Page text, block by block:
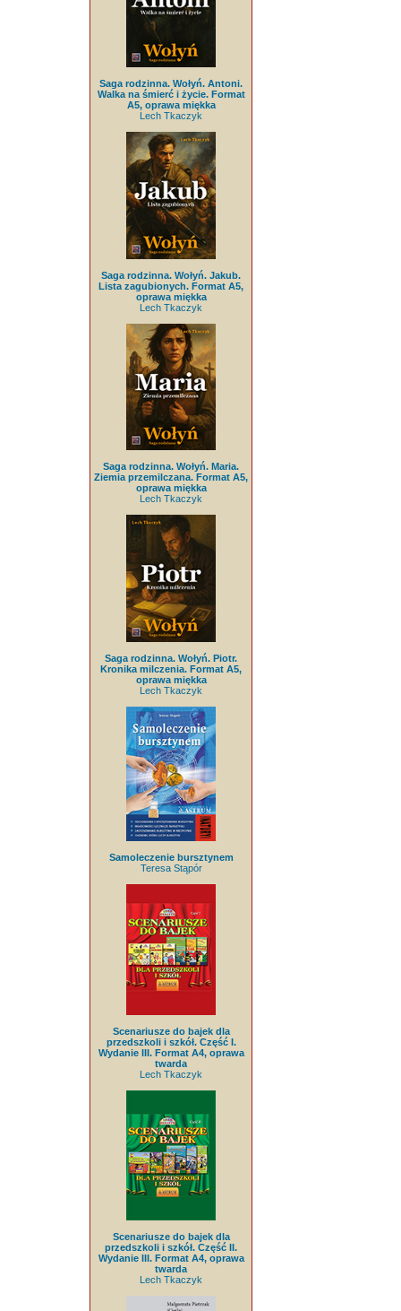
Saga rodzinna. Wołyń. Antoni.
Walka na śmierć i życie. Format
A5, oprawa miękka
Lech Tkaczyk
Saga rodzinna. Wołyń. Jakub.
Lista zagubionych. Format A5,
oprawa miękka
Lech Tkaczyk
Saga rodzinna. Wołyń. Maria.
Ziemia przemilczana. Format A5,
oprawa miękka
Lech Tkaczyk
Saga rodzinna. Wołyń. Piotr.
Kronika milczenia. Format A5,
oprawa miękka
Lech Tkaczyk
Samoleczenie bursztynem
Teresa Stąpór
Scenariusze do bajek dla
przedszkoli i szkół. Część I.
Wydanie III. Format A4, oprawa
twarda
Lech Tkaczyk
Scenariusze do bajek dla
przedszkoli i szkół. Część II.
Wydanie III. Format A4, oprawa
twarda
Lech Tkaczyk